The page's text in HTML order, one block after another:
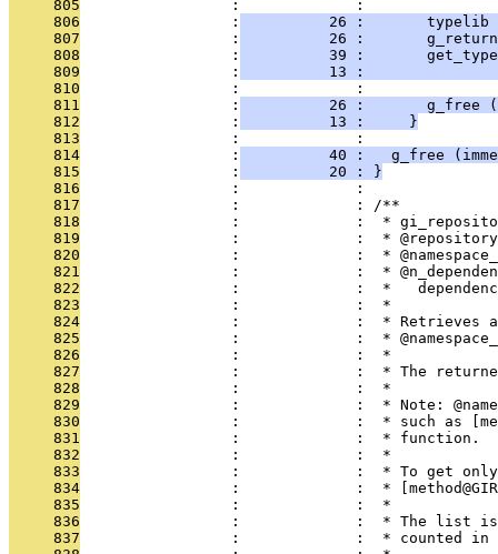
     805
                 :             :
     806
                 :
26 :       typelib
     807
                 :
26 :
     808
                 :
39 :
     809
                 :
13 :
     810
                 :             :
     811
                 :
26 :       g_free
     812
                 :
          13 :     }
     813
                 :             :
     814
                 :
40 :   g_free
     815
                 :
          20 : }
     816
                 :             :
     817
                 :             : /**
     818
:             :  *
     819
:             :  *
     820
:             :  *
     821
:             :  *
     822
:             :  *
     823
                 :             :  *
     824
:             :  * Retrieves
     825
:             :  *
     826
                 :             :  *
     827
:             :  * The
     828
                 :             :  *
     829
:             :  * Note:
     830
:             :  * such as
     831
                 :             :  * function.
     832
                 :             :  *
     833
:             :  * To get
     834
:             :  *
     835
                 :             :  *
     836
:             :  * The list
     837
:             :  * counted in